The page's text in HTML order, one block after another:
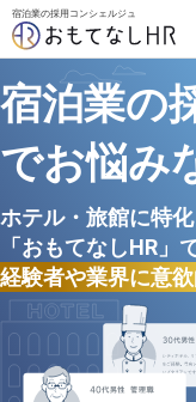
宿泊業の採用コンシェルジュ
宿泊業の
でお悩み
ホテル・旅館に特
「おもてなしHR」
経験者や業界に意